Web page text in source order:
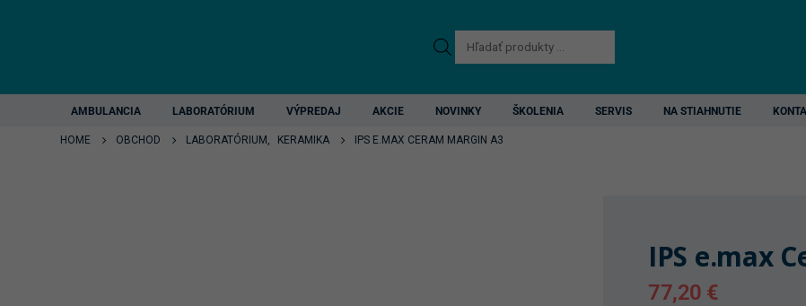
Products
search
AMBULANCIA LABORATÓRIUM VÝPREDAJ AKCIE NOVINKY ŠKOLENIA SERVIS NA STIAHNUTIE
HOME OBCHOD LABORATÓRIUM , KERAMIKA IPS E.MAX CERAM MARGIN A3
IPS e.max
77,20 €